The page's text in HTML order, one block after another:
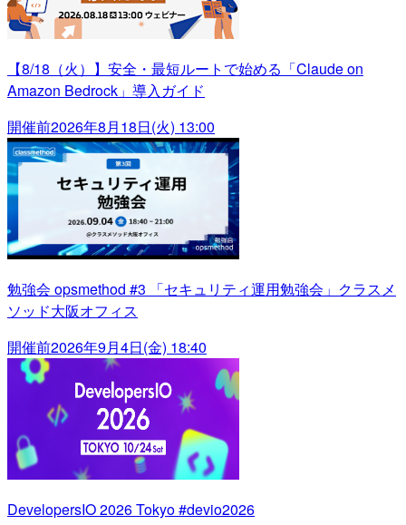
【8/18（火）】安全・最短ルートで始める「Claude on
Amazon Bedrock」導入ガイド
開催前2026年8月18日(火) 13:00
勉強会 opsmethod #3 「セキュリティ運用勉強会」クラスメ
ソッド大阪オフィス
開催前2026年9月4日(金) 18:40
DevelopersIO 2026 Tokyo #devio2026